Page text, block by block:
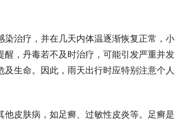
治疗，并在几天内体温逐渐恢复正常，小
，丹毒若不及时治疗，可能引发严重并发
生命。因此，雨天出行时应特别注意个人
皮肤病，如足癣、过敏性皮炎等。足癣是